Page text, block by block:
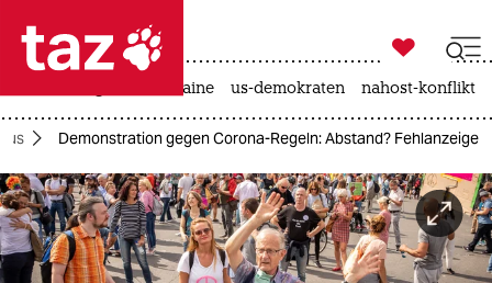
 taz zahl ich
taz zahl ich
themen
politik

taz zahl ich
krieg in der ukraine us-demokraten nahost-konflikt
Demonstration gegen Corona-Regeln: Abstand? Fehlanzeige